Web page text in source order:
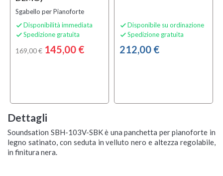
Sgabello per Pianoforte
 Disponibilità immediata
 Spedizione gratuita
169,00 € 145,00 €
 Disponibile su ordinazione
 Spedizione gratuita
212,00 €
Dettagli
Soundsation SBH-103V-SBK è una panchetta per pianoforte in
legno satinato, con seduta in velluto nero e altezza regolabile,
in finitura nera.